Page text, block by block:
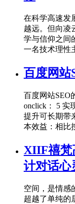
在科学高速发
越远。但向凌
学与信仰之间
一名技术理性
百度网站
百度网站SEO
onclick： 5 实
提升可长期带
本效益：相比
XIIF禧梵
计对话心
空间，是情感
超越了单纯的